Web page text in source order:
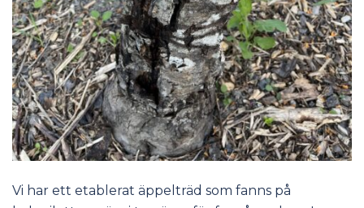
Vi har ett etablerat äppelträd som fanns på